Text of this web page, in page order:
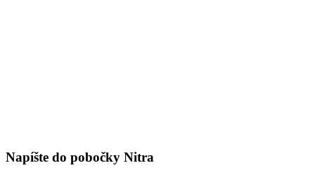
Napíšte do pobočky Nitra